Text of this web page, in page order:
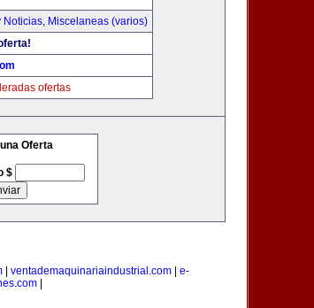
Noticias, Miscelaneas (varios)
ofertas
Oferta
$
ventademaquinariaindustrial.com
e-